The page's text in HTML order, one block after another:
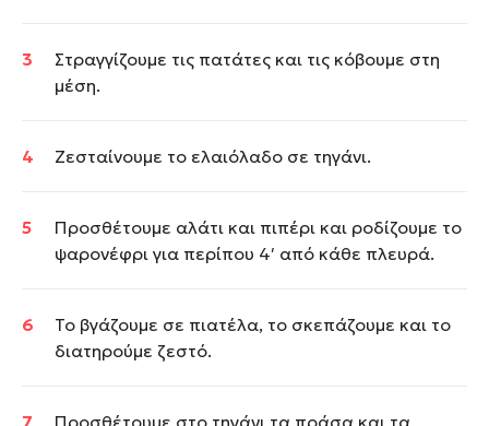
Στραγγίζουμε τις πατάτες και τις κόβουμε στη
μέση.
Ζεσταίνουμε το ελαιόλαδο σε τηγάνι.
Προσθέτουμε αλάτι και πιπέρι και ροδίζουμε το
ψαρονέφρι για περίπου 4′ από κάθε πλευρά.
Το βγάζουμε σε πιατέλα, το σκεπάζουμε και το
διατηρούμε ζεστό.
Προσθέτουμε στο τηγάνι τα πράσα και τα